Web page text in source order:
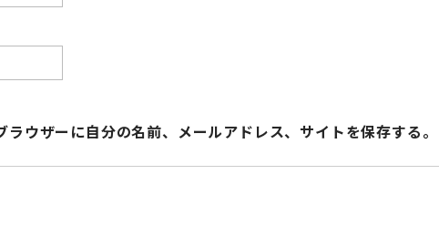
ウザーに自分の名前、メールアドレス、サイトを保存する。